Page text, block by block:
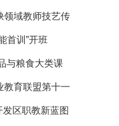
领域教师技艺传
员赴保加利亚
首训”开班
与粮食大类课
教育联盟第十一
召开
发区职教新蓝图